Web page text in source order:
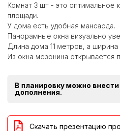
Комнат 3 шт - это оптимальное
площади.
У дома есть удобная мансарда.
Панорамные окна визуально
Длина дома 11 метров, а ширина
Из окна мезонина открывается
В планировку можно
дополнения.
Скачать презентацию